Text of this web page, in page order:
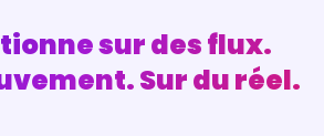
sur des flux.
Sur du réel.